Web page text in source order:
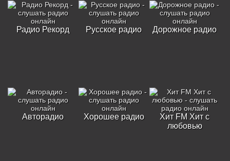
Радио Рекорд Русское радио Дорожное радио
Авторадио Хорошее радио
Хит FM Хит с
любовью